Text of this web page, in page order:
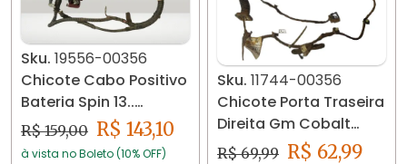
Sku. 19556-00356
Chicote Cabo Positivo
Bateria Spin 13..
52021123 19556
R$ 159,00 R$ 143,10
à vista no Boleto (10% OFF)
Sku. 11744-00356
Chicote Porta Traseira
Direita Gm Cobalt
52036670 11744
R$ 69,99 R$ 62,99